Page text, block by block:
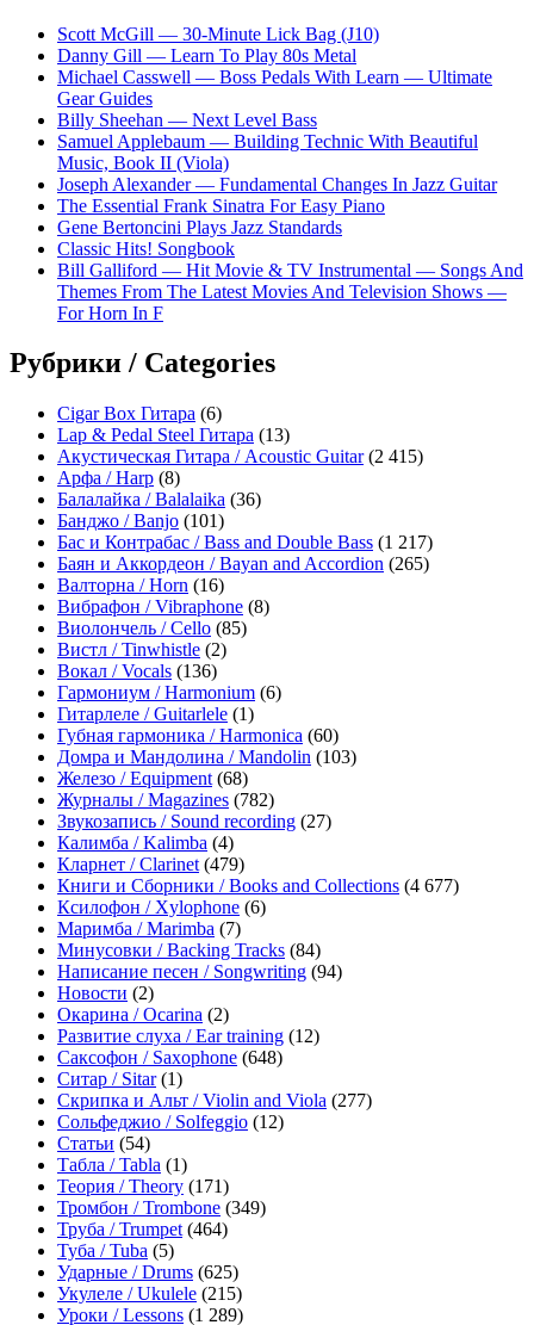
Scott McGill — 30-Minute Lick Bag (J10)
Danny Gill — Learn To Play 80s Metal
Michael Casswell — Boss Pedals With Learn — Ultimate
Gear Guides
Billy Sheehan — Next Level Bass
Samuel Applebaum — Building Technic With Beautiful
Music, Book II (Viola)
Joseph Alexander — Fundamental Changes In Jazz Guitar
The Essential Frank Sinatra For Easy Piano
Gene Bertoncini Plays Jazz Standards
Classic Hits! Songbook
Bill Galliford — Hit Movie & TV Instrumental — Songs And
Themes From The Latest Movies And Television Shows —
For Horn In F
Рубрики / Categories
Cigar Box Гитара (6)
Lap & Pedal Steel Гитара (13)
Акустическая Гитара / Acoustic Guitar(2 415)
Арфа / Harp (8)
Балалайка / Balalaika (36)
Банджо / Banjo (101)
Бас и Контрабас / Bass and Double Bass (1 217)
Баян и Аккордеон / Bayan and Accordion (265)
Валторна / Horn (16)
Вибрафон / Vibraphone (8)
Виолончель / Cello (85)
Вистл / Tinwhistle (2)
Вокал / Vocals (136)
Гармониум / Harmonium (6)
Гитарлеле / Guitarlele (1)
Губная гармоника / Harmonica (60)
Домра и Мандолина / Mandolin (103)
Железо / Equipment (68)
Журналы / Magazines (782)
Звукозапись / Sound recording (27)
Калимба / Kalimba (4)
Кларнет / Clarinet (479)
Книги и Сборники / Books and Collections (4 677)
Ксилофон / Xylophone (6)
Маримба / Marimba (7)
Минусовки / Backing Tracks (84)
Написание песен / Songwriting (94)
Новости (2)
Окарина / Ocarina (2)
Развитие слуха / Ear training (12)
Саксофон / Saxophone (648)
Ситар / Sitar(1)
Скрипка и Альт / Violin and Viola (277)
Сольфеджио / Solfeggio (12)
Статьи (54)
Табла / Tabla (1)
Теория / Theory (171)
Тромбон / Trombone (349)
Труба / Trumpet (464)
Туба / Tuba (5)
Ударные / Drums (625)
Укулеле / Ukulele (215)
Уроки / Lessons (1 289)